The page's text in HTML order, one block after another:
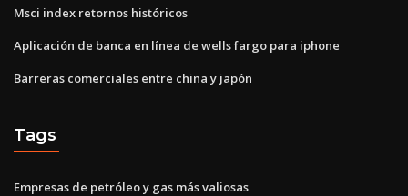
Msci index retornos históricos
Aplicación de banca en línea de wells fargo para iphone
Barreras comerciales entre china y japón
Tags
Empresas de petróleo y gas más valiosas